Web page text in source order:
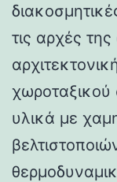
τις αρχές
χωροταξικού
υλικά με